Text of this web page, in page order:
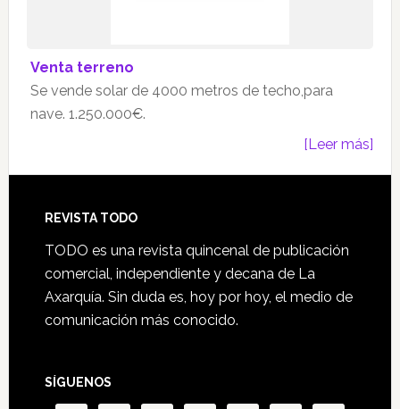
Venta terreno
Se vende solar de 4000 metros de techo,para
nave. 1.250.000€.
[Leer más]
Footer
REVISTA TODO
TODO es una revista quincenal de publicación
comercial, independiente y decana de La
Axarquía. Sin duda es, hoy por hoy, el medio de
comunicación más conocido.
SÍGUENOS